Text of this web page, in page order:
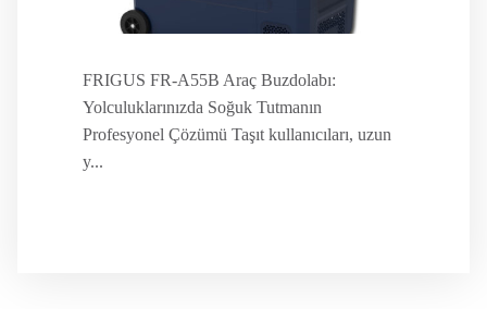
FRIGUS FR-A55B Araç Buzdolabı:
Yolculuklarınızda Soğuk Tutmanın
Profesyonel Çözümü Taşıt kullanıcıları, uzun
y...